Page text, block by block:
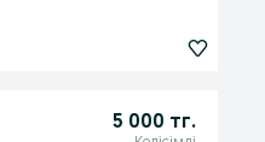
5 000 тг.